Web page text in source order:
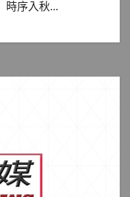
序入秋...